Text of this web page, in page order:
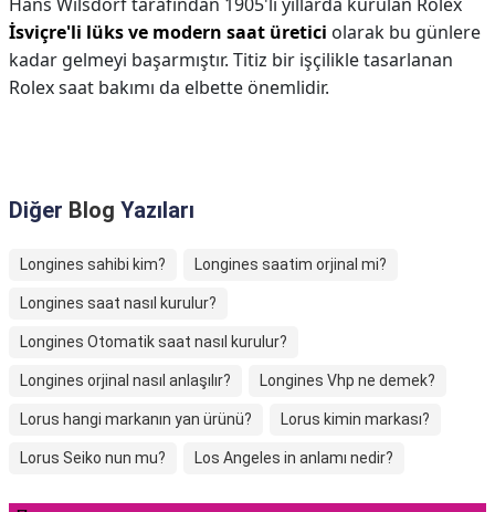
İsviçre'li lüks ve modern saat üretici olarak bu günlere
kadar gelmeyi başarmıştır. Titiz bir işçilikle tasarlanan
Rolex saat bakımı da elbette önemlidir.
Diğer Blog Yazıları
Longines sahibi kim? Longines saatim orjinal mi?
Longines saat nasıl kurulur?
Longines Otomatik saat nasıl kurulur?
Longines orjinal nasıl anlaşılır? Longines Vhp ne demek?
Lorus hangi markanın yan ürünü? Lorus kimin markası?
Lorus Seiko nun mu? Los Angeles in anlamı nedir?